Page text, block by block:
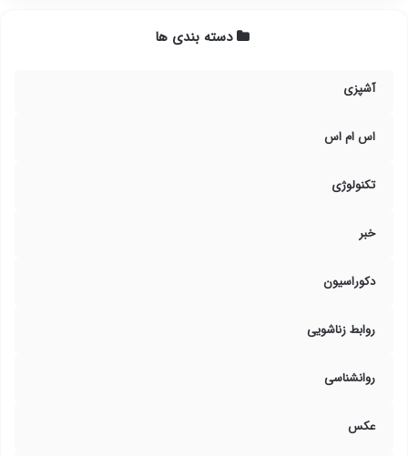
دسته بندی ها
آشپزی
اس ام اس
تکنولوژی
خبر
دکوراسیون
روابط زناشویی
روانشناسی
عکس